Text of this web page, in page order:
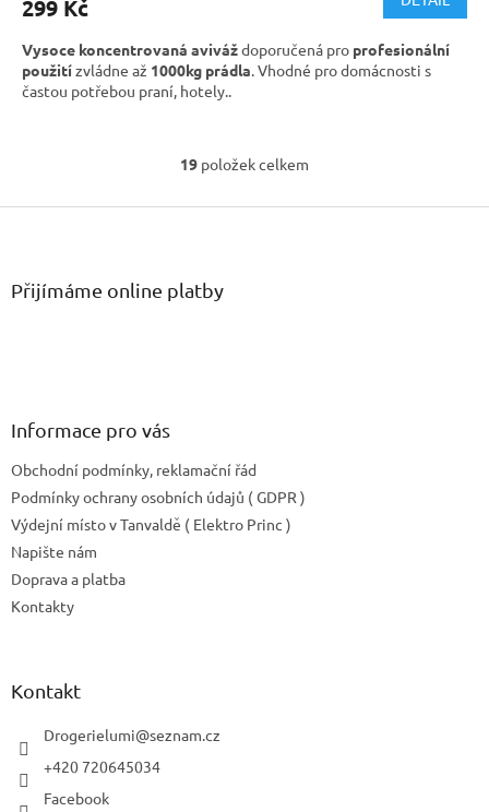
299 Kč
Vysoce koncentrovaná aviváždoporučená pro profesionální
použitízvládne až 1000kg prádla. Vhodné pro domácnosti s
častou potřebou praní, hotely..
O
l
ý
i
s
19 položek celkem
Z
Přijímáme online platby
Informace pro vás
Obchodní podmínky, reklamační řád
Podmínky ochrany osobních údajů ( GDPR )
Výdejní místo v Tanvaldě ( Elektro Princ )
Napište nám
Doprava a platba
Kontakty
Kontakt
Drogerielumi@seznam.cz
+420 720645034
Facebook